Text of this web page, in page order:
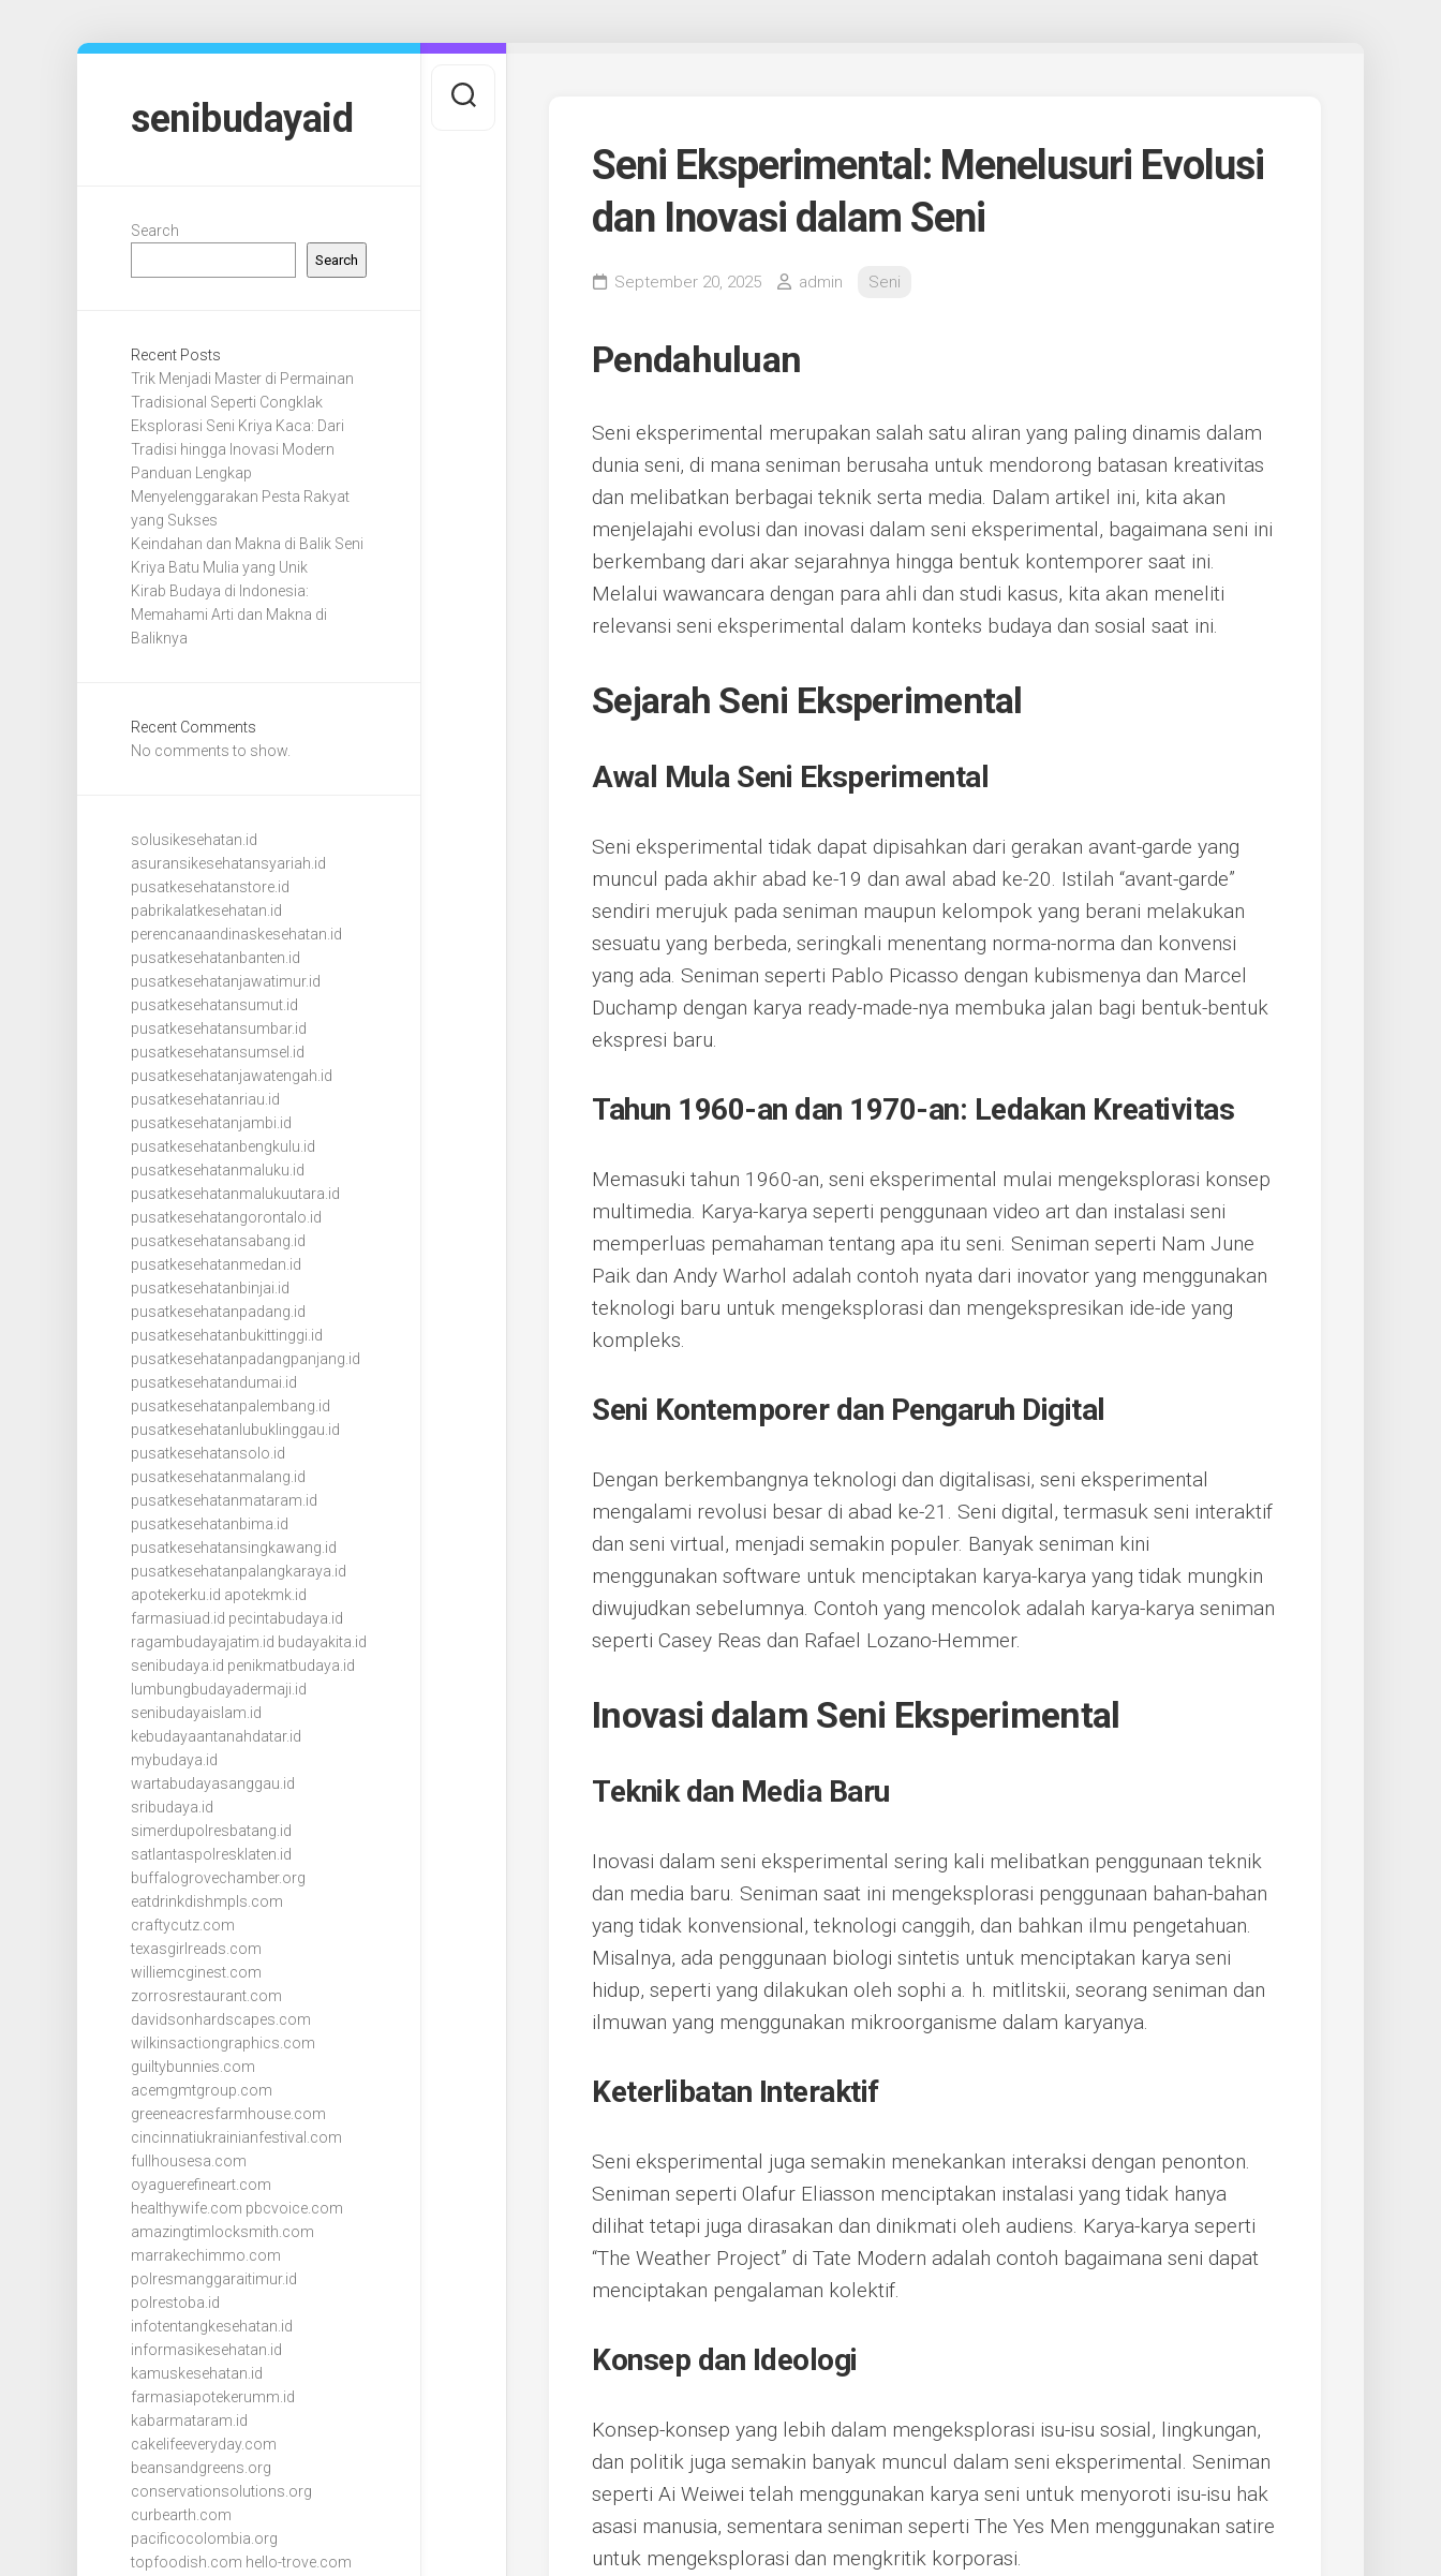
senibudayaid
Search
Search
Recent Posts
Trik Menjadi Master di Permainan
Tradisional Seperti Congklak
Eksplorasi Seni Kriya Kaca: Dari
Tradisi hingga Inovasi Modern
Panduan Lengkap
Menyelenggarakan Pesta Rakyat
yang Sukses
Keindahan dan Makna di Balik Seni
Kriya Batu Mulia yang Unik
Kirab Budaya di Indonesia:
Memahami Arti dan Makna di
Baliknya
Recent Comments
No comments to show.
solusikesehatan.id
asuransikesehatansyariah.id
pusatkesehatanstore.id
pabrikalatkesehatan.id
perencanaandinaskesehatan.id
pusatkesehatanbanten.id
pusatkesehatanjawatimur.id
pusatkesehatansumut.id
pusatkesehatansumbar.id
pusatkesehatansumsel.id
pusatkesehatanjawatengah.id
pusatkesehatanriau.id
pusatkesehatanjambi.id
pusatkesehatanbengkulu.id
pusatkesehatanmaluku.id
pusatkesehatanmalukuutara.id
pusatkesehatangorontalo.id
pusatkesehatansabang.id
pusatkesehatanmedan.id
pusatkesehatanbinjai.id
pusatkesehatanpadang.id
pusatkesehatanbukittinggi.id
pusatkesehatanpadangpanjang.id
pusatkesehatandumai.id
pusatkesehatanpalembang.id
pusatkesehatanlubuklinggau.id
pusatkesehatansolo.id
pusatkesehatanmalang.id
pusatkesehatanmataram.id
pusatkesehatanbima.id
pusatkesehatansingkawang.id
pusatkesehatanpalangkaraya.id
apotekerku.id apotekmk.id
farmasiuad.id pecintabudaya.id
ragambudayajatim.id budayakita.id
senibudaya.id penikmatbudaya.id
lumbungbudayadermaji.id
senibudayaislam.id
kebudayaantanahdatar.id
mybudaya.id
wartabudayasanggau.id
sribudaya.id
simerdupolresbatang.id
satlantaspolresklaten.id
buffalogrovechamber.org
eatdrinkdishmpls.com
craftycutz.com
texasgirlreads.com
williemcginest.com
zorrosrestaurant.com
davidsonhardscapes.com
wilkinsactiongraphics.com
guiltybunnies.com
acemgmtgroup.com
greeneacresfarmhouse.com
cincinnatiukrainianfestival.com
fullhousesa.com
oyaguerefineart.com
healthywife.com pbcvoice.com
amazingtimlocksmith.com
marrakechimmo.com
polresmanggaraitimur.id
polrestoba.id
infotentangkesehatan.id
informasikesehatan.id
kamuskesehatan.id
farmasiapotekerumm.id
kabarmataram.id
cakelifeeveryday.com
beansandgreens.org
conservationsolutions.org
curbearth.com
pacificocolombia.org
topfoodish.com hello-trove.com
Seni Eksperimental: Menelusuri Evolusi
dan Inovasi dalam Seni
September 20, 2025 admin Seni
Pendahuluan
Seni eksperimental merupakan salah satu aliran yang paling dinamis dalam
dunia seni, di mana seniman berusaha untuk mendorong batasan kreativitas
dan melibatkan berbagai teknik serta media. Dalam artikel ini, kita akan
menjelajahi evolusi dan inovasi dalam seni eksperimental, bagaimana seni ini
berkembang dari akar sejarahnya hingga bentuk kontemporer saat ini.
Melalui wawancara dengan para ahli dan studi kasus, kita akan meneliti
relevansi seni eksperimental dalam konteks budaya dan sosial saat ini.
Sejarah Seni Eksperimental
Awal Mula Seni Eksperimental
Seni eksperimental tidak dapat dipisahkan dari gerakan avant-garde yang
muncul pada akhir abad ke-19 dan awal abad ke-20. Istilah “avant-garde”
sendiri merujuk pada seniman maupun kelompok yang berani melakukan
sesuatu yang berbeda, seringkali menentang norma-norma dan konvensi
yang ada. Seniman seperti Pablo Picasso dengan kubismenya dan Marcel
Duchamp dengan karya ready-made-nya membuka jalan bagi bentuk-bentuk
ekspresi baru.
Tahun 1960-an dan 1970-an: Ledakan Kreativitas
Memasuki tahun 1960-an, seni eksperimental mulai mengeksplorasi konsep
multimedia. Karya-karya seperti penggunaan video art dan instalasi seni
memperluas pemahaman tentang apa itu seni. Seniman seperti Nam June
Paik dan Andy Warhol adalah contoh nyata dari inovator yang menggunakan
teknologi baru untuk mengeksplorasi dan mengekspresikan ide-ide yang
kompleks.
Seni Kontemporer dan Pengaruh Digital
Dengan berkembangnya teknologi dan digitalisasi, seni eksperimental
mengalami revolusi besar di abad ke-21. Seni digital, termasuk seni interaktif
dan seni virtual, menjadi semakin populer. Banyak seniman kini
menggunakan software untuk menciptakan karya-karya yang tidak mungkin
diwujudkan sebelumnya. Contoh yang mencolok adalah karya-karya seniman
seperti Casey Reas dan Rafael Lozano-Hemmer.
Inovasi dalam Seni Eksperimental
Teknik dan Media Baru
Inovasi dalam seni eksperimental sering kali melibatkan penggunaan teknik
dan media baru. Seniman saat ini mengeksplorasi penggunaan bahan-bahan
yang tidak konvensional, teknologi canggih, dan bahkan ilmu pengetahuan.
Misalnya, ada penggunaan biologi sintetis untuk menciptakan karya seni
hidup, seperti yang dilakukan oleh sophi a. h. mitlitskii, seorang seniman dan
ilmuwan yang menggunakan mikroorganisme dalam karyanya.
Keterlibatan Interaktif
Seni eksperimental juga semakin menekankan interaksi dengan penonton.
Seniman seperti Olafur Eliasson menciptakan instalasi yang tidak hanya
dilihat tetapi juga dirasakan dan dinikmati oleh audiens. Karya-karya seperti
“The Weather Project” di Tate Modern adalah contoh bagaimana seni dapat
menciptakan pengalaman kolektif.
Konsep dan Ideologi
Konsep-konsep yang lebih dalam mengeksplorasi isu-isu sosial, lingkungan,
dan politik juga semakin banyak muncul dalam seni eksperimental. Seniman
seperti Ai Weiwei telah menggunakan karya seni untuk menyoroti isu-isu hak
asasi manusia, sementara seniman seperti The Yes Men menggunakan satire
untuk mengeksplorasi dan mengkritik korporasi.